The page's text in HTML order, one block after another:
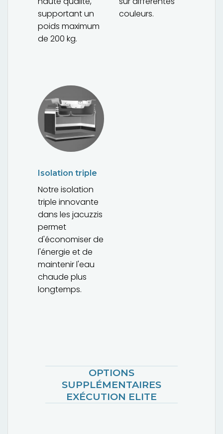
supportant un
poids maximum
de 200 kg.
couleurs.
Isolation triple
Notre isolation
triple innovante
dans les jacuzzis
permet
d'économiser de
l'énergie et de
maintenir l'eau
chaude plus
longtemps.
OPTIONS
SUPPLÉMENTAIRES
EXÉCUTION ELITE